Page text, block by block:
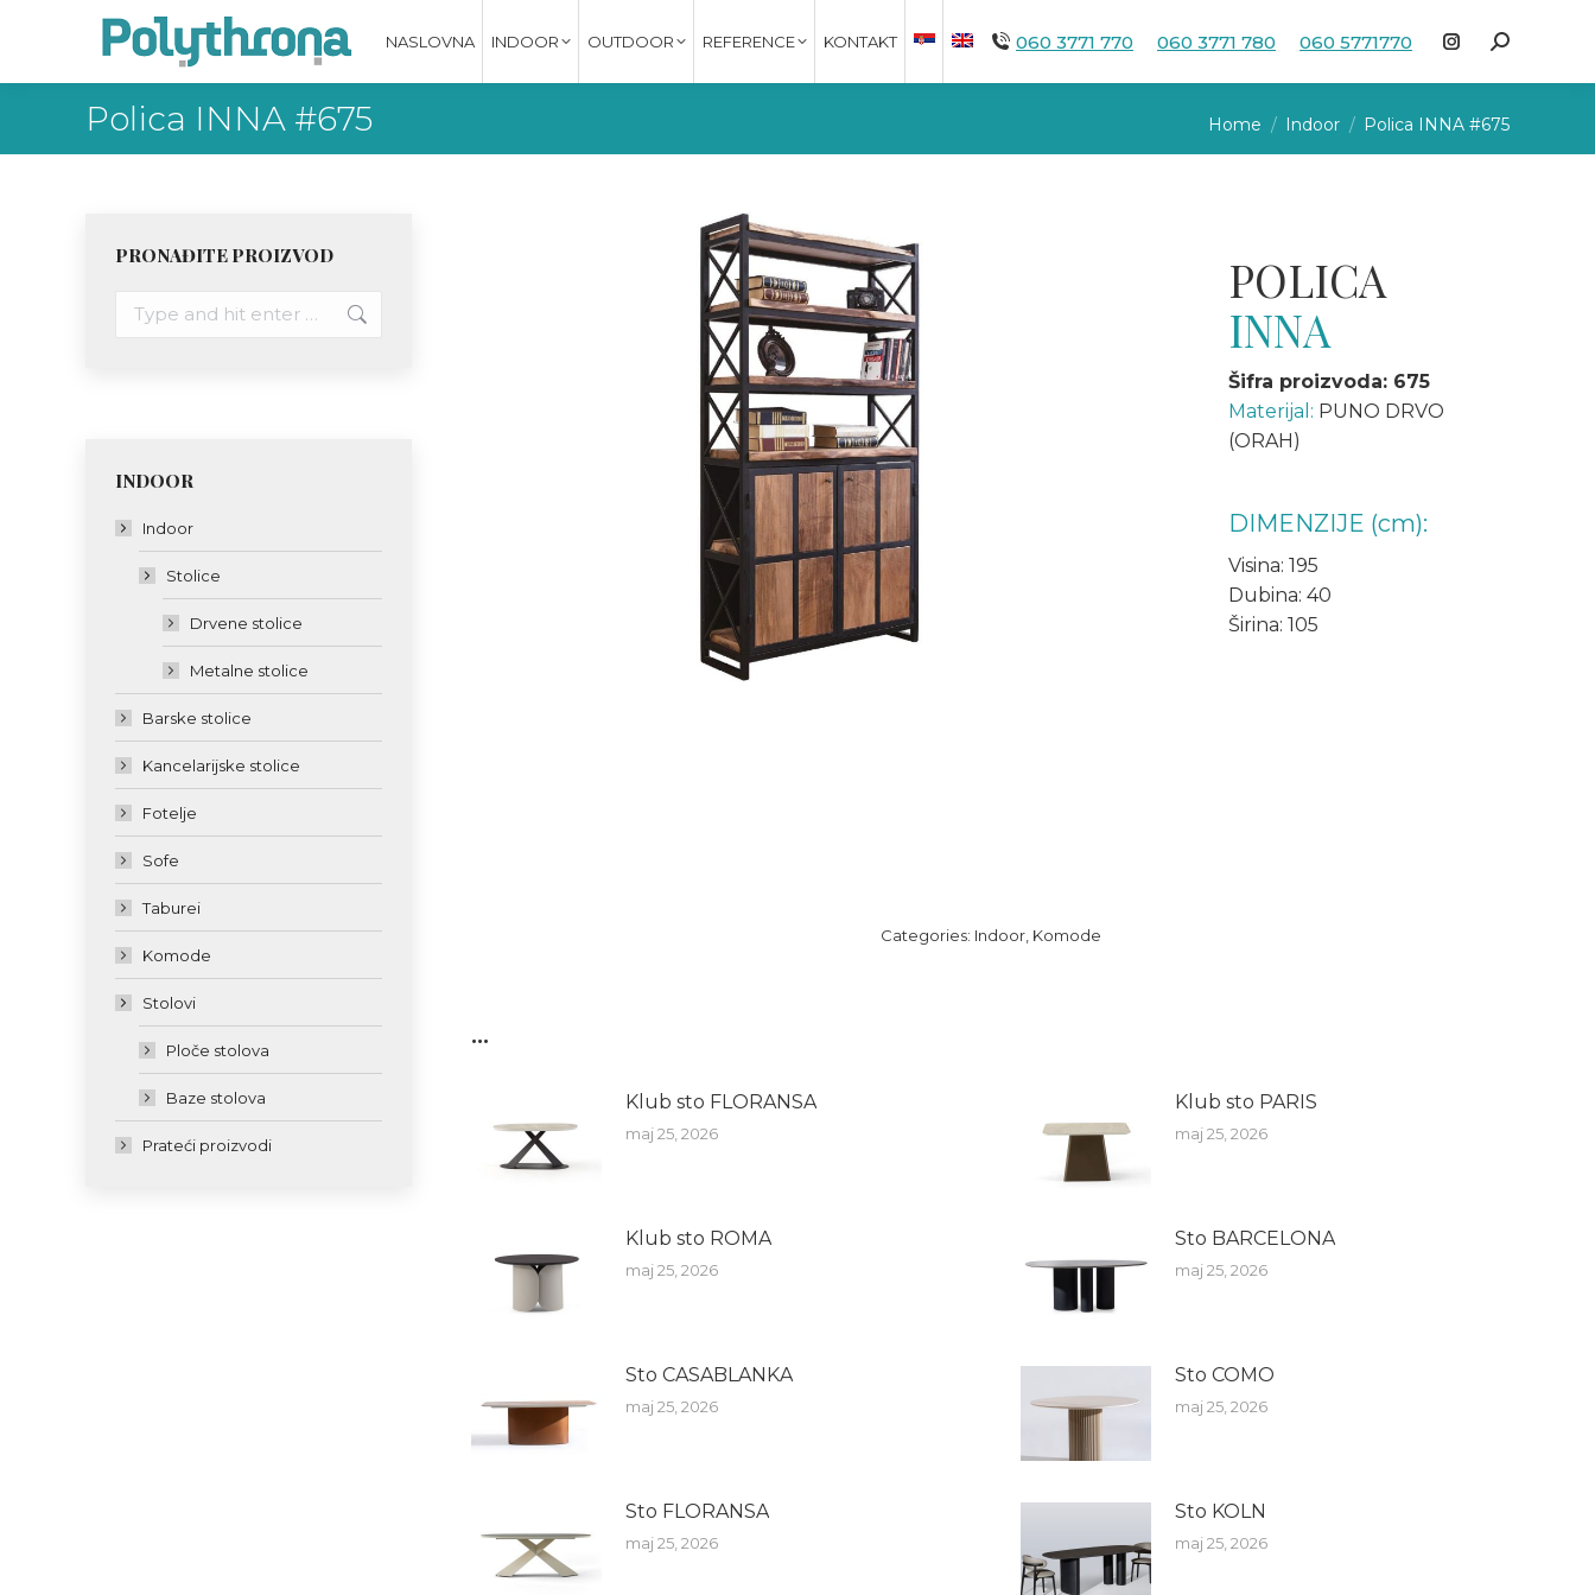
NASLOVNA INDOOR OUTDOOR REFERENCE KONTAKT 060 3771 770 060 3771 780 060 5771770
Instagram
page
opens
Search:
Polica INNA #675 You are here:
Home Indoor Polica INNA #675
POLICA
INNA
Šifra proizvoda: 675
Materijal: PUNO DRVO
(ORAH)
DIMENZIJE (cm):
Visina: 195
Dubina: 40
Širina: 105
Categories: Indoor, Komode
...
Klub sto FLORANSA
maj 25, 2026
Klub sto PARIS
maj 25, 2026
Klub sto ROMA
maj 25, 2026
Sto BARCELONA
maj 25, 2026
Sto CASABLANKA
maj 25, 2026
Sto COMO
maj 25, 2026
Sto FLORANSA
maj 25, 2026
Sto KOLN
maj 25, 2026
PRONAĐITE PROIZVOD
INDOOR
Indoor
Stolice
Drvene stolice
Metalne stolice
Barske stolice
Kancelarijske stolice
Fotelje
Sofe
Taburei
Komode
Stolovi
Ploče stolova
Baze stolova
Prateći proizvodi